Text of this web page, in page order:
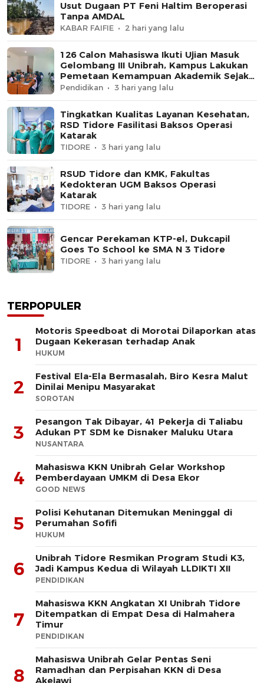
Usut Dugaan PT Feni Haltim Beroperasi
Tanpa AMDAL
KABAR FAIFIE 2 hari yang lalu
126 Calon Mahasiswa Ikuti Ujian Masuk
Gelombang III Unibrah, Kampus Lakukan
Pemetaan Kemampuan Akademik Sejak
Awal
Pendidikan 3 hari yang lalu
Tingkatkan Kualitas Layanan Kesehatan,
RSD Tidore Fasilitasi Baksos Operasi
Katarak
TIDORE 3 hari yang lalu
RSUD Tidore dan KMK, Fakultas
Kedokteran UGM Baksos Operasi
Katarak
TIDORE 3 hari yang lalu
Gencar Perekaman KTP-el, Dukcapil
Goes To School ke SMA N 3 Tidore
TIDORE 3 hari yang lalu
TERPOPULER
1
Motoris Speedboat di Morotai Dilaporkan atas
Dugaan Kekerasan terhadap Anak
HUKUM
2
Festival Ela-Ela Bermasalah, Biro Kesra Malut
Dinilai Menipu Masyarakat
SOROTAN
3
Pesangon Tak Dibayar, 41 Pekerja di Taliabu
Adukan PT SDM ke Disnaker Maluku Utara
NUSANTARA
4
Mahasiswa KKN Unibrah Gelar Workshop
Pemberdayaan UMKM di Desa Ekor
GOOD NEWS
5
Polisi Kehutanan Ditemukan Meninggal di
Perumahan Sofifi
HUKUM
6
Unibrah Tidore Resmikan Program Studi K3,
Jadi Kampus Kedua di Wilayah LLDIKTI XII
PENDIDIKAN
7
Mahasiswa KKN Angkatan XI Unibrah Tidore
Ditempatkan di Empat Desa di Halmahera
Timur
PENDIDIKAN
8
Mahasiswa Unibrah Gelar Pentas Seni
Ramadhan dan Perpisahan KKN di Desa
Akejawi